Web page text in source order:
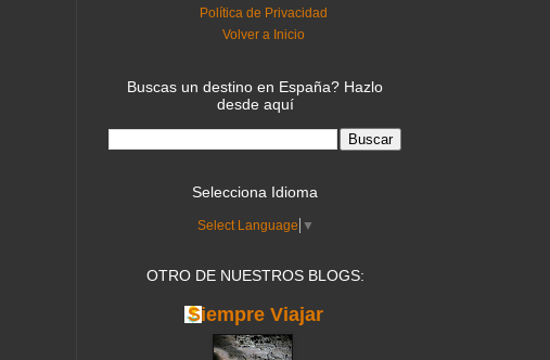
Política de Privacidad
Volver a Inicio
Buscas un destino en España? Hazlo
desde aquí
Selecciona Idioma
Select Language ▼
OTRO DE NUESTROS BLOGS:
Siempre Viajar